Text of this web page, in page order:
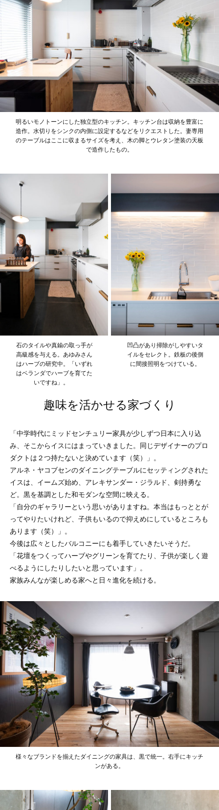
明るいモノトーンにした独立型のキッチン。キッチン台は収納を豊富に
造作。水切りをシンクの内側に設定するなどをリクエストした。妻専用
のテーブルはここに収まるサイズを考え、木の脚とウレタン塗装の天板
で造作したもの。
石のタイルや真鍮の取っ手が
高級感を与える。あゆみさん
はハーブの研究中。「いずれ
はベランダでハーブを育てた
いですね」。
凹凸があり掃除がしやすいタ
イルをセレクト。鉄板の後側
に間接照明をつけている。
趣味を活かせる家づくり
「中学時代にミッドセンチュリー家具が少しずつ日本に入り込
み、そこからイスにはまっていきました。同じデザイナーのプロ
ダクトは２つ持たないと決めています（笑）」。
アルネ・ヤコブセンのダイニングテーブルにセッティングされた
イスは、イームズ始め、アレキサンダー・ジラルド、剣持勇な
ど。黒を基調とした和モダンな空間に映える。
「自分のギャラリーという思いがありますね。本当はもっととが
ってやりたいけれど、子供もいるので抑えめにしているところも
あります（笑）」。
今後は広々としたバルコニーにも着手していきたいそうだ。
「花壇をつくってハーブやグリーンを育てたり、子供が楽しく遊
べるようにしたりしたいと思っています」。
家族みんなが楽しめる家へと日々進化を続ける。
様々なブランドを揃えたダイニングの家具は、黒で統一。右手にキッチ
ンがある。